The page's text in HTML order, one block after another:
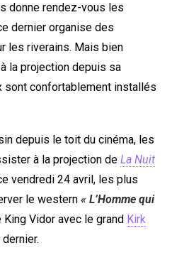
donne rendez-vous les
dernier organise des
les riverains. Mais bien
la projection depuis sa
sont confortablement installés
depuis le toit du cinéma, les
à la projection de La Nuit
vendredi 24 avril, les plus
le western « L’Homme qui
King Vidor avec le grand Kirk